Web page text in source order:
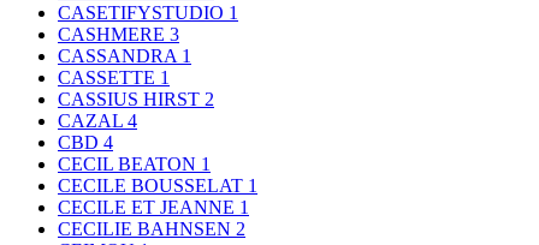
CASETIFYSTUDIO 1
CASHMERE 3
CASSANDRA 1
CASSETTE 1
CASSIUS HIRST 2
CAZAL 4
CBD 4
CECIL BEATON 1
CECILE BOUSSELAT 1
CECILE ET JEANNE 1
CECILIE BAHNSEN 2